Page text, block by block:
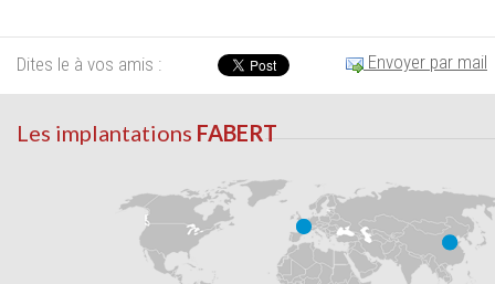
Dites le à vos amis : Envoyer par mail
Les implantations FABERT